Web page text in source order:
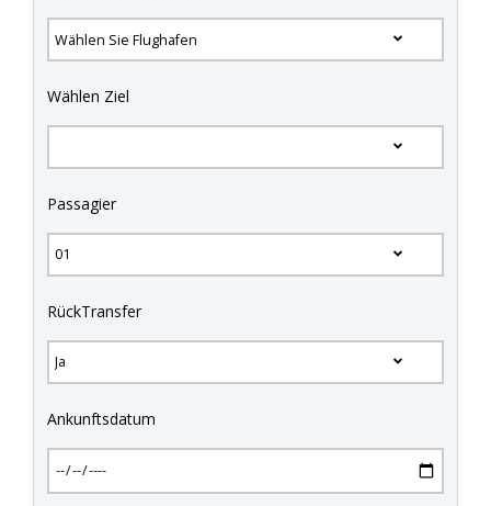
Wählen Ziel
Passagier
RückTransfer
Ankunftsdatum